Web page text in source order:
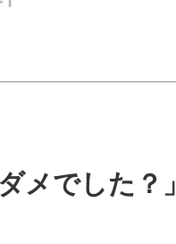
メでした？」